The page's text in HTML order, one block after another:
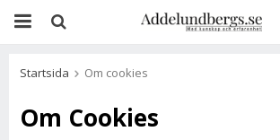
Startsida Om cookies
Om Cookies